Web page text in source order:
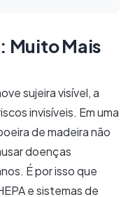
Muito Mais
sujeira visível, a
invisíveis. Em uma
de madeira não
doenças
É por isso que
e sistemas de